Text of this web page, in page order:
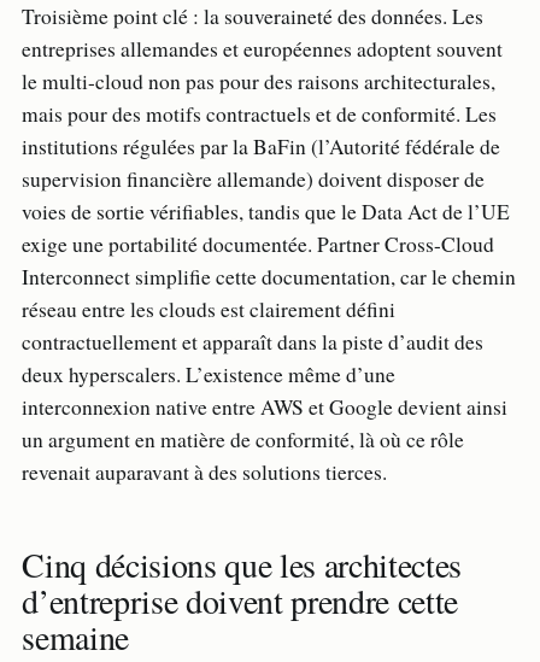
Troisième point clé : la souveraineté des données. Les
entreprises allemandes et européennes adoptent souvent
le multi-cloud non pas pour des raisons architecturales,
mais pour des motifs contractuels et de conformité. Les
institutions régulées par la BaFin (l’Autorité fédérale de
supervision financière allemande) doivent disposer de
voies de sortie vérifiables, tandis que le Data Act de l’UE
exige une portabilité documentée. Partner Cross-Cloud
Interconnect simplifie cette documentation, car le chemin
réseau entre les clouds est clairement défini
contractuellement et apparaît dans la piste d’audit des
deux hyperscalers. L’existence même d’une
interconnexion native entre AWS et Google devient ainsi
un argument en matière de conformité, là où ce rôle
revenait auparavant à des solutions tierces.
Cinq décisions que les architectes
d’entreprise doivent prendre cette
semaine